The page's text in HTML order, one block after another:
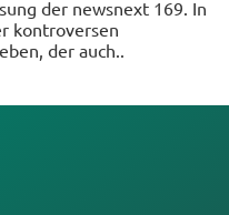
der newsnext 169. In
kontroversen
der auch..